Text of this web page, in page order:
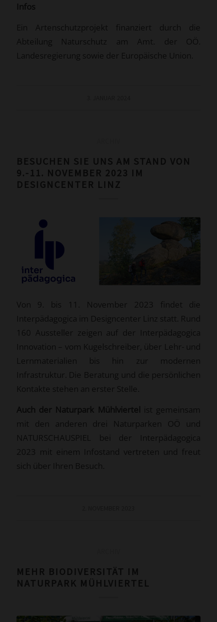
Infos
Ein Artenschutzprojekt finanziert durch die
Abteilung Naturschutz am Amt. der OÖ.
Landesregierung sowie der Europäische Union.
BESUCHEN SIE UNS AM STAND VON
9.-11. NOVEMBER 2023 IM
DESIGNCENTER LINZ
Von 9. bis 11. November 2023 findet die
Interpädagogica im Designcenter Linz statt. Rund
160 Aussteller zeigen auf der Interpädagogica
Innovation – vom Kugelschreiber, über Lehr- und
Lernmaterialien bis hin zur modernen
Infrastruktur. Die Beratung und die persönlichen
Kontakte stehen an erster Stelle.
Auch der Naturpark Mühlviertel ist gemeinsam
mit den anderen drei Naturparken OÖ und
NATURSCHAUSPIEL bei der Interpädagogica
2023 mit einem Infostand vertreten und freut
sich über Ihren Besuch.
MEHR BIODIVERSITÄT IM
NATURPARK MÜHLVIERTEL